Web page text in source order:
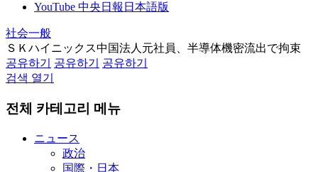
YouTube 中央日報日本語版
社会一般
ＳＫハイニックス中国法人元社員、半導体機密流出で拘束
공유하기
공유하기
공유하기
검색 열기
전체 카테고리 메뉴
ニュース
政治
国際・日本